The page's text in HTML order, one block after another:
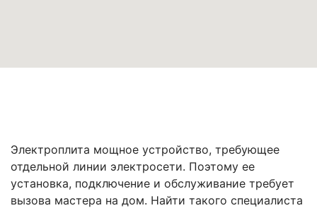
Электроплита мощное устройство, требующее
отдельной линии электросети. Поэтому ее
установка, подключение и обслуживание требует
вызова мастера на дом. Найти такого специалиста